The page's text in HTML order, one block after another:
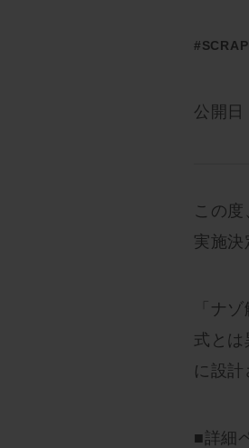
#SCRAP
公開
この
実施決
「ナ
式とは
に設計
■詳細